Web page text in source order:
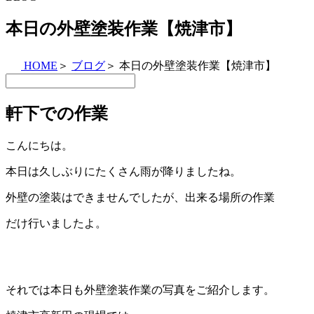
本日の外壁塗装作業【焼津市】
HOME ＞ ブログ ＞ 本日の外壁塗装作業【焼津市】
軒下での作業
こんにちは。
本日は久しぶりにたくさん雨が降りましたね。
外壁の塗装はできませんでしたが、出来る場所の作業
だけ行いましたよ。
それでは本日も外壁塗装作業の写真をご紹介します。